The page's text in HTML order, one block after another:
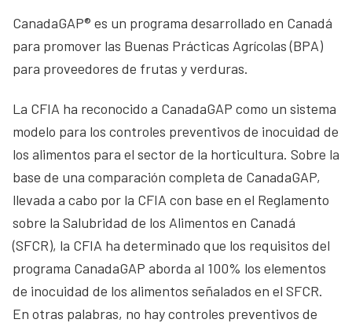
CanadaGAP® es un programa desarrollado en Canadá
para promover las Buenas Prácticas Agrícolas (BPA)
para proveedores de frutas y verduras.
La CFIA ha reconocido a CanadaGAP como un sistema
modelo para los controles preventivos de inocuidad de
los alimentos para el sector de la horticultura. Sobre la
base de una comparación completa de CanadaGAP,
llevada a cabo por la CFIA con base en el Reglamento
sobre la Salubridad de los Alimentos en Canadá
(SFCR), la CFIA ha determinado que los requisitos del
programa CanadaGAP aborda al 100% los elementos
de inocuidad de los alimentos señalados en el SFCR.
En otras palabras, no hay controles preventivos de